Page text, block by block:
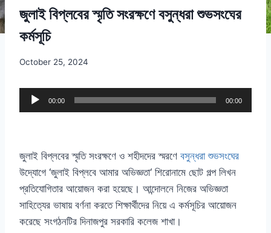
জুলাই বিপ্লবের স্মৃতি সংরক্ষণে বসুন্ধরা শুভসংঘের
কর্মসূচি
October 25, 2024
u
o
P
l
a
y
00:00 00:00
জুলাই বিপ্লবের স্মৃতি সংরক্ষণে ও শহীদদের স্মরণে বসুন্ধরা শুভসংঘের
উদ্যোগে ‘জুলাই বিপ্লবে আমার অভিজ্ঞতা‘ শিরোনামে ছোট গল্প লিখন
প্রতিযোগিতার আয়োজন করা হয়েছে। আন্দোলনে নিজের অভিজ্ঞতা
সাহিত্যের ভাষায় বর্ণনা করতে শিক্ষার্থীদের নিয়ে এ কর্মসূচির আয়োজন
করেছে সংগঠনটির দিনাজপুর সরকারি কলেজ শাখা।